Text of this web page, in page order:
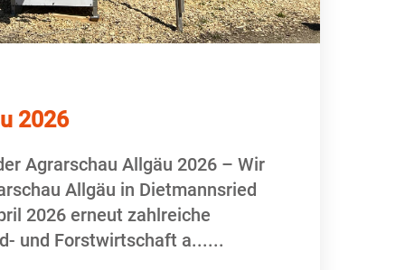
2026
Agrarschau Allgäu 2026 – Wir
Allgäu in Dietmannsried
2026 erneut zahlreiche
und Forstwirtschaft a...